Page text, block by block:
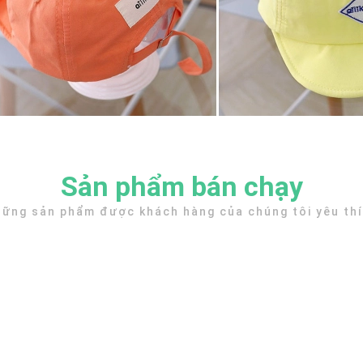
Sản phẩm bán chạy
sản phẩm được khách hàng của chúng tôi yêu